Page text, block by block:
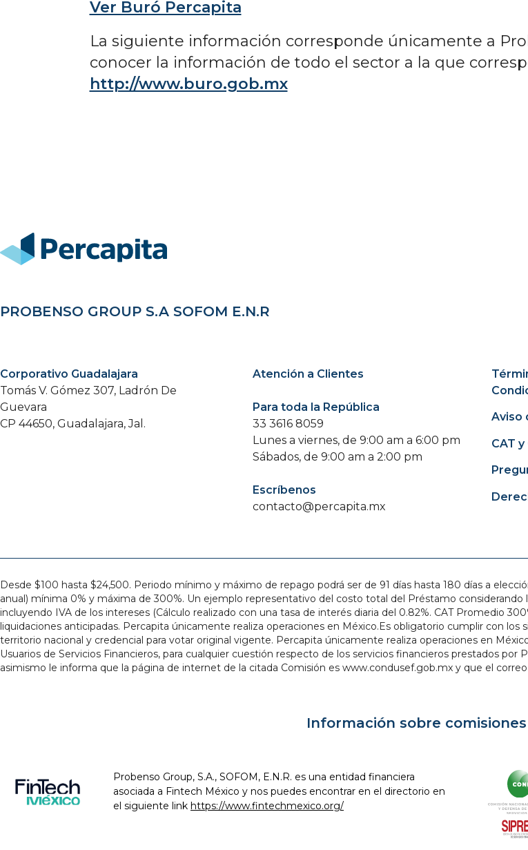
Ver Buró Percapita
La siguiente información corresponde únicamente a
conocer la información de todo el sector a la que
http://www.buro.gob.mx
PROBENSO GROUP S.A SOFOM E.N.R
Corporativo Guadalajara
Tomás V. Gómez 307, Ladrón De
Guevara
CP 44650, Guadalajara, Jal.
Atención a Clientes
Para toda la República
33 3616 8059
Lunes a viernes, de 9:00 am a 6:00 pm
Sábados, de 9:00 am a 2:00 pm
Escríbenos
contacto@percapita.mx
Aviso
CAT
Desde $100 hasta $24,500. Periodo mínimo y máximo de repago podrá ser de 91 días hasta 180 días a
anual) mínima 0% y máxima de 300%. Un ejemplo representativo del costo total del Préstamo
incluyendo IVA de los intereses (Cálculo realizado con una tasa de interés diaria del 0.82%. CAT Promedio
liquidaciones anticipadas. Percapita únicamente realiza operaciones en México.Es obligatorio cumplir con
territorio nacional y credencial para votar original vigente. Percapita únicamente realiza operaciones en
Usuarios de Servicios Financieros, para cualquier cuestión respecto de los servicios financieros prestados
asimismo le informa que la página de internet de la citada Comisión es www.condusef.gob.mx y que el
Información sobre
Probenso Group, S.A., SOFOM, E.N.R. es una entidad financiera
asociada a Fintech México y nos puedes encontrar en el directorio en
el siguiente link https://www.fintechmexico.org/